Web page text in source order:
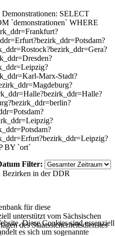
Demonstrationen: SELECT
`demonstrationen` WHERE
Marx-Stadt?
BY `ort`
Filter:
für diese
unterstützt vom Sächsischen
des Staatssicherheitsdienstes
Diese Cookies sind essenziell
es sich um sogenannte